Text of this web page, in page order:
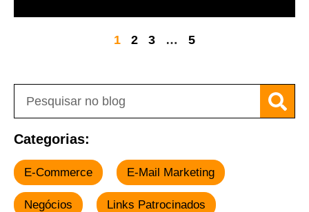
1 2 3 … 5
Categorias:
E-Commerce E-Mail Marketing
Negócios Links Patrocinados